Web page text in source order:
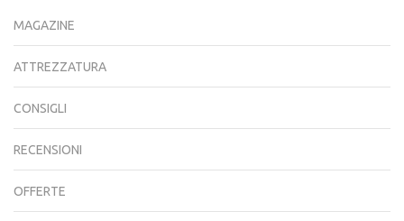
MAGAZINE
ATTREZZATURA
CONSIGLI
RECENSIONI
OFFERTE